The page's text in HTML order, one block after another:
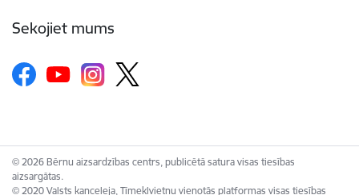
Sekojiet mums
© 2026 Bērnu aizsardzības centrs, publicētā satura visas tiesības
aizsargātas.
© 2020 Valsts kanceleja, Tīmekļvietņu vienotās platformas visas tiesības